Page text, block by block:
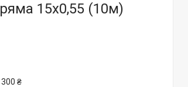
15х0,55 (10м)
₴